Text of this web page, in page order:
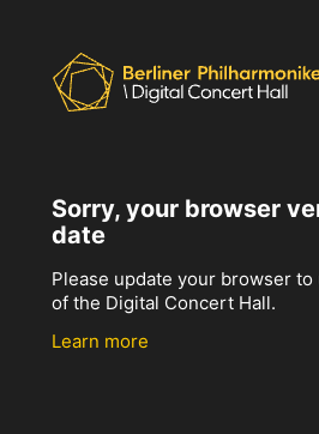
Sorry, your browser
date
Please update your browser
of the Digital Concert Hall.
Learn more